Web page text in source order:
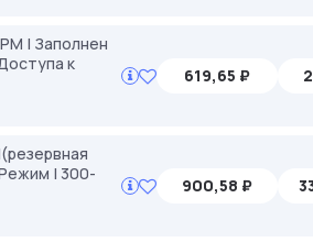
| Заполнен
к
619,65 ₽
| 300-
900,58 ₽